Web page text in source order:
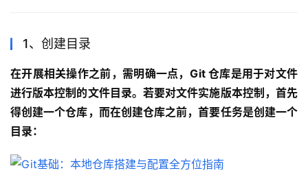
1、创建目录
在开展相关操作之前，需明确一点，Git 仓库是用于对文件
进行版本控制的文件目录。若要对文件实施版本控制，首先
得创建一个仓库，而在创建仓库之前，首要任务是创建一个
目录：